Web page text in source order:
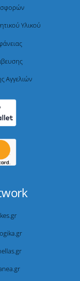
Υλικού
Αγγελιών